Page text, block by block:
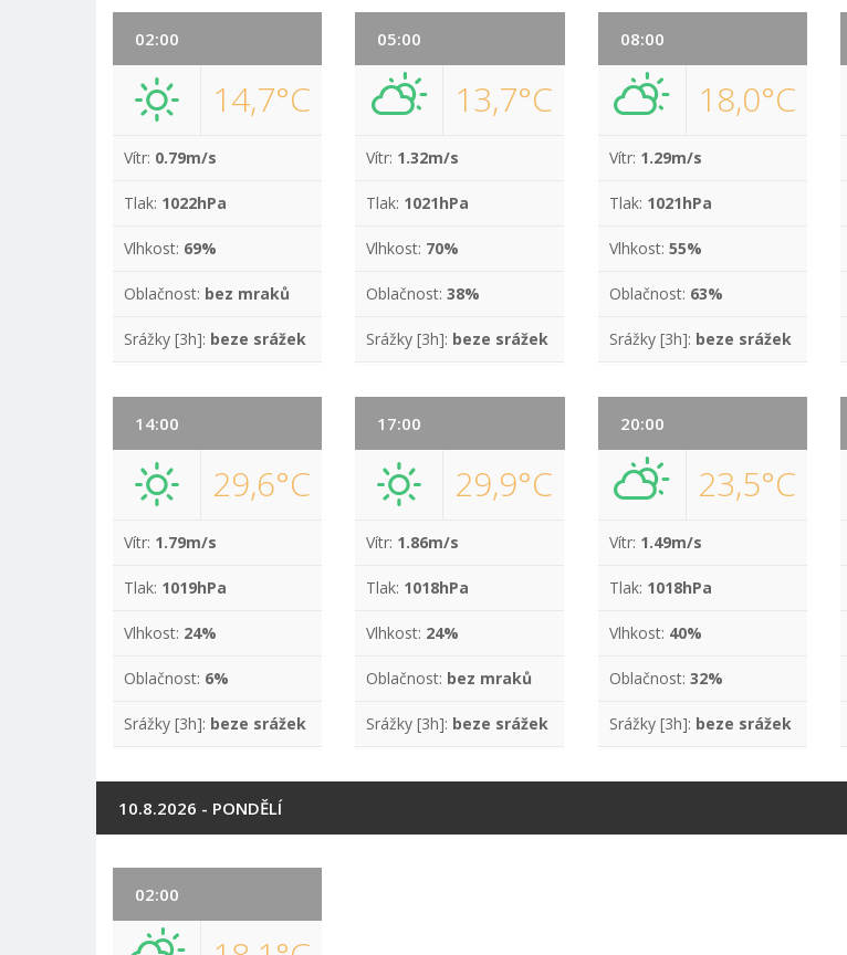
02:00
14,7°C
Vítr: 0.79m/s
Tlak: 1022hPa
Vlhkost: 69%
Oblačnost: bez mraků
Srážky [3h]: beze srážek
05:00
13,7°C
Vítr: 1.32m/s
Tlak: 1021hPa
Vlhkost: 70%
Oblačnost:38%
Srážky [3h]: beze srážek
08:00
18,0°C
Vítr: 1.29m/s
Tlak: 1021hPa
Vlhkost: 55%
Oblačnost: 63%
Srážky [3h]: beze srážek
14:00
29,6°C
Vítr: 1.79m/s
Tlak: 1019hPa
Vlhkost: 24%
Oblačnost: 6%
Srážky [3h]: beze srážek
17:00
29,9°C
Vítr: 1.86m/s
Tlak: 1018hPa
Vlhkost: 24%
Oblačnost: bez mraků
Srážky [3h]: beze srážek
20:00
23,5°C
Vítr: 1.49m/s
Tlak: 1018hPa
Vlhkost: 40%
Oblačnost: 32%
Srážky [3h]: beze srážek
10.8.2026 - PONDĚLÍ
02:00